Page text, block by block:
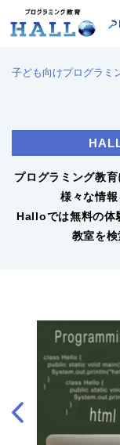
子ども向けプログラミ
プログラミング教
様々な情報
Halloでは無料の体
教室を検